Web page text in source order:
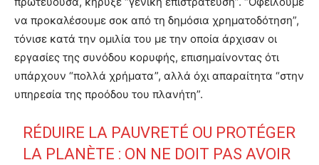
να προκαλέσουμε σοκ από τη δημόσια χρηματοδότηση”,
τόνισε κατά την ομιλία του με την οποία άρχισαν οι
εργασίες της συνόδου κορυφής, επισημαίνοντας ότι
υπάρχουν “πολλά χρήματα”, αλλά όχι απαραίτητα “στην
υπηρεσία της προόδου του πλανήτη”.
RÉDUIRE LA PAUVRETÉ OU PROTÉGER
LA PLANÈTE : ON NE DOIT PAS AVOIR